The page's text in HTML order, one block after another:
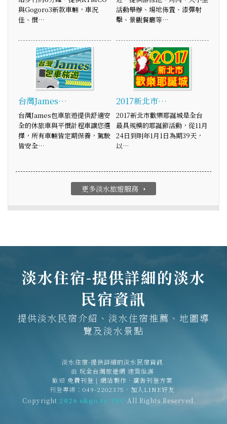
與Gogoro3新款車輛，車況
佳、價…
活動舉辦、場地佈置、漆彈射
擊、景觀餐廳等…
台灣James…
台灣James包車旅遊提供舒適安
全的休旅車與平價計程車讓您選
擇，所有車輛皆定期保養，駕駛
皆安全…
2017新北市…
2017新北市歡樂耶誕城是全台
最具規模的耶誕節活動，從11月
24日到明年1月1日為期39天，
以…
更多淡水旅遊服務 arrow_right
淡水住宿-提供詳細的淡水
民宿資訊
提供淡水民宿介紹、淡水住宿推薦、地圖導
覽及淡水景點
淡水住宿-提供詳細的淡水民宿資訊
由 玩全台灣旅遊網 建置維護
歡迎 免費刊登 | 網站製作‧廣告刊登方案
刊登專線： 049-2202375 、 加入LINE好友
Copyright 2026 okgo.tw INC All Rights Reserved.